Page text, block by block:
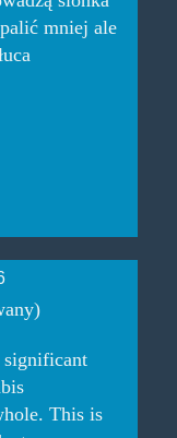
mniej ale
This is